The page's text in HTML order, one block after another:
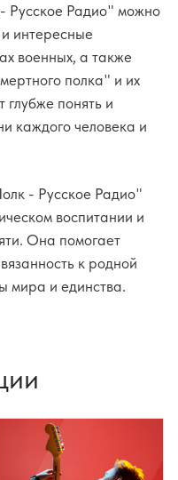
Русское Радио" можно
интересные
военных, а также
полка" и их
глубже понять и
каждого человека и
- Русское Радио"
воспитании и
Она помогает
к родной
мира и единства.